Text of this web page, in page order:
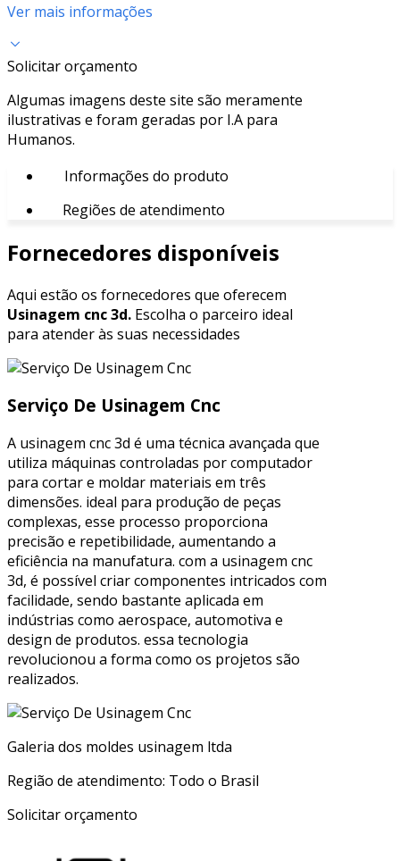
Ver mais informações
Solicitar orçamento
Algumas imagens deste site são meramente
ilustrativas e foram geradas por I.A para
Humanos.
Informações do produto
Regiões de atendimento
Fornecedores disponíveis
Aqui estão os fornecedores que oferecem
Usinagem cnc 3d. Escolha o parceiro ideal
para atender às suas necessidades
Serviço De Usinagem Cnc
A usinagem cnc 3d é uma técnica avançada que
utiliza máquinas controladas por computador
para cortar e moldar materiais em três
dimensões. ideal para produção de peças
complexas, esse processo proporciona
precisão e repetibilidade, aumentando a
eficiência na manufatura. com a usinagem cnc
3d, é possível criar componentes intricados com
facilidade, sendo bastante aplicada em
indústrias como aerospace, automotiva e
design de produtos. essa tecnologia
revolucionou a forma como os projetos são
realizados.
Galeria dos moldes usinagem ltda
Região de atendimento: Todo o Brasil
Solicitar orçamento